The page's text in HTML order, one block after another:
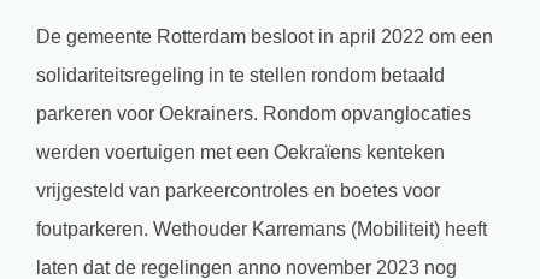
De gemeente Rotterdam besloot in april 2022 om een
solidariteitsregeling in te stellen rondom betaald
parkeren voor Oekrainers. Rondom opvanglocaties
werden voertuigen met een Oekraïens kenteken
vrijgesteld van parkeercontroles en boetes voor
foutparkeren. Wethouder Karremans (Mobiliteit) heeft
laten dat de regelingen anno november 2023 nog